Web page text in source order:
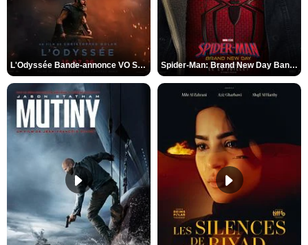
L'Odyssée Bande-annonce VO STFR Spider-Man: Brand New Day Bande-annonce VO STFR